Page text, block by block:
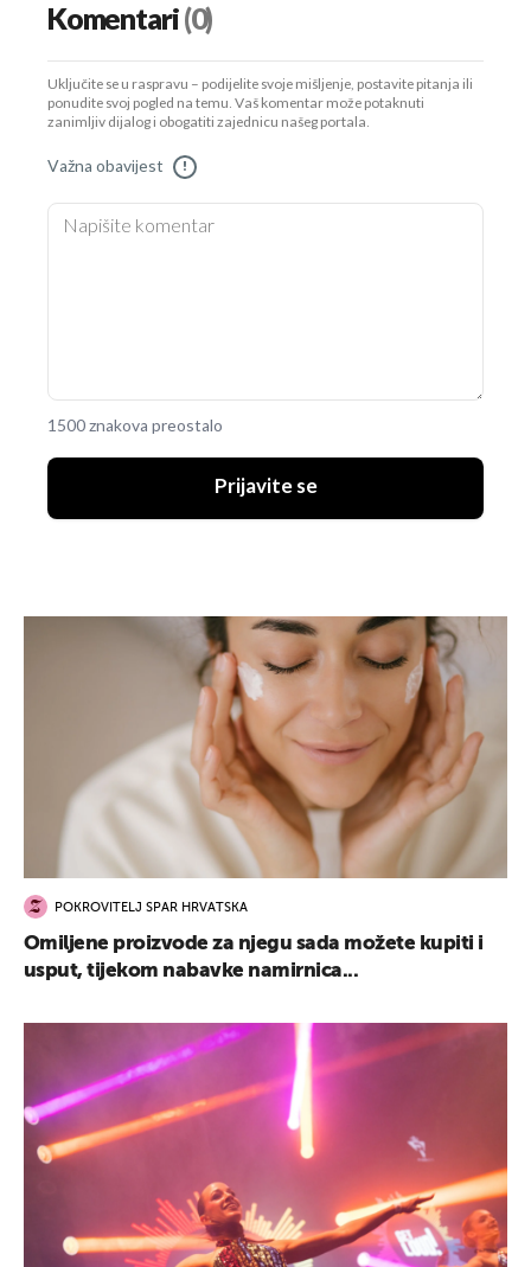
Komentari(0)
Uključite se u raspravu – podijelite svoje mišljenje, postavite pitanja ili
ponudite svoj pogled na temu. Vaš komentar može potaknuti
zanimljiv dijalog i obogatiti zajednicu našeg portala.
Važna obavijest !
1500 znakova preostalo
Prijavite se
POKROVITELJ SPAR HRVATSKA
Omiljene proizvode za njegu sada možete kupiti i
usput, tijekom nabavke namirnica...